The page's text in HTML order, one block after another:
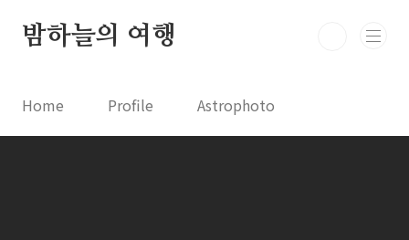
밤하늘의 여행
Home Profile Astrophoto